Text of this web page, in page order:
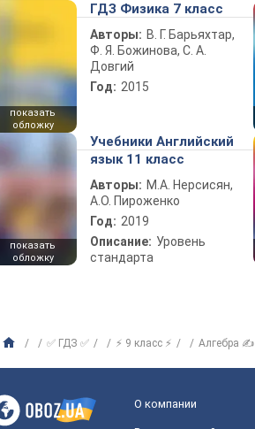
показать
обложку
ГДЗ Физика 7 класс
Авторы: В. Г. Барьяхтар,
Ф. Я. Божинова, С. А.
Довгий
Год: 2015
показать
обложку
Учебники Английский
язык 11 класс
Авторы: М.А. Нерсисян,
А.О. Пироженко
Год: 2019
Описание: Уровень
стандарта
✅ ГДЗ ✅ ⚡ 9 класс ⚡ Алгебра ✍
О компании